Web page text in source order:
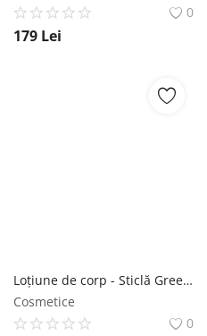
0
179 Lei
Loțiune de corp - Sticlă Green Rose SABON
Cosmetice
0